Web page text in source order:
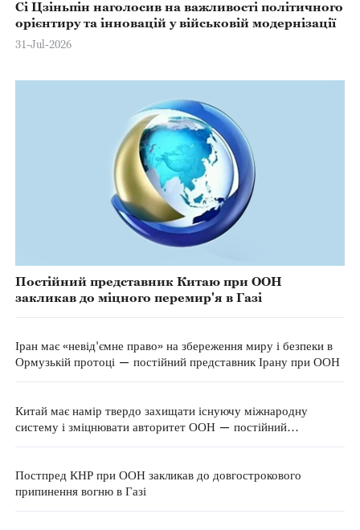
Сі Цзіньпін наголосив на важливості політичного
орієнтиру та інновацій у військовій модернізації
31-Jul-2026
Постійний представник Китаю при ООН
закликав до міцного перемир'я в Газі
Іран має «невід'ємне право» на збереження миру і безпеки в
Ормузькій протоці — постійний представник Ірану при ООН
Китай має намір твердо захищати існуючу міжнародну
систему і зміцнювати авторитет ООН — постійний
Постпред КНР при ООН закликав до довгострокового
припинення вогню в Газі